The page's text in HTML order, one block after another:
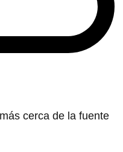
cerca de la fuente